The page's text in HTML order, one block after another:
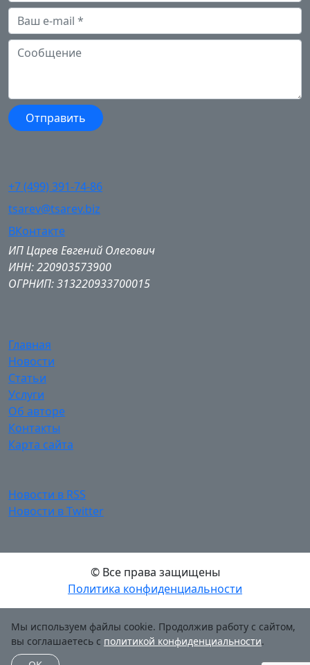
+7 (499) 391-74-86
tsarev@tsarev.biz
ВКонтакте
ИП Царев Евгений Олегович
ИНН: 220903573900
ОГРНИП: 313220933700015
Главная
Новости
Статьи
Услуги
Об авторе
Контакты
Карта сайта
Новости в RSS
Новости в Twitter
© Все права защищены
Политика конфиденциальности
Мы используем файлы cookie. Продолжив работу с сайтом,
вы соглашаетесь с политикой конфиденциальности.